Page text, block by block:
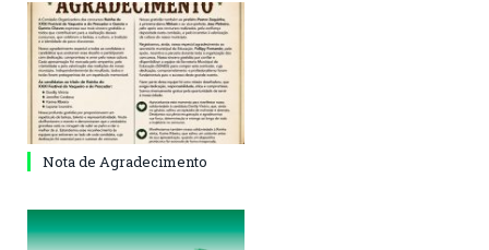
Nota de Agradecimento